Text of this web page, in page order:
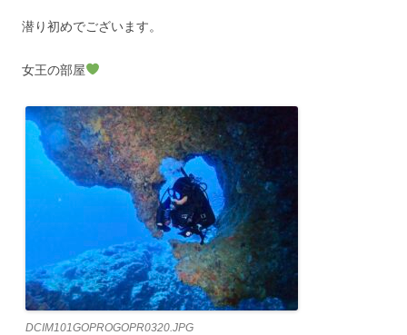
潜り初めでございます。
女王の部屋
DCIM101GOPROGOPR0320.JPG